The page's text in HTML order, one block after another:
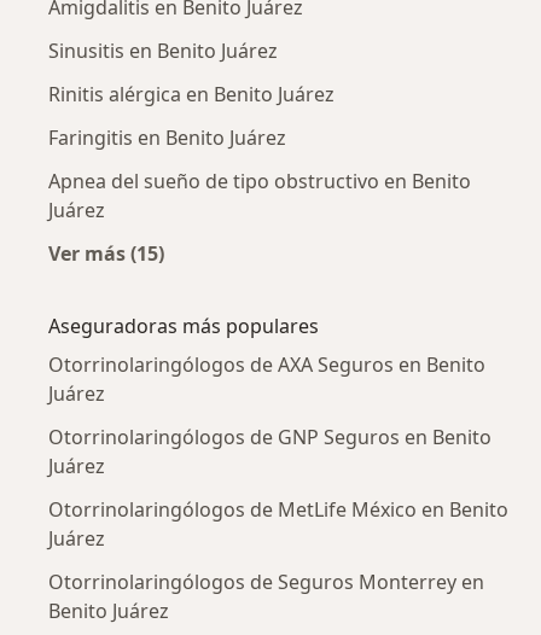
Amigdalitis en Benito Juárez
Sinusitis en Benito Juárez
Rinitis alérgica en Benito Juárez
Faringitis en Benito Juárez
Apnea del sueño de tipo obstructivo en Benito
Juárez
Ver más (15)
Aseguradoras más populares
Otorrinolaringólogos de AXA Seguros en Benito
Juárez
Otorrinolaringólogos de GNP Seguros en Benito
Juárez
Otorrinolaringólogos de MetLife México en Benito
Juárez
Otorrinolaringólogos de Seguros Monterrey en
Benito Juárez